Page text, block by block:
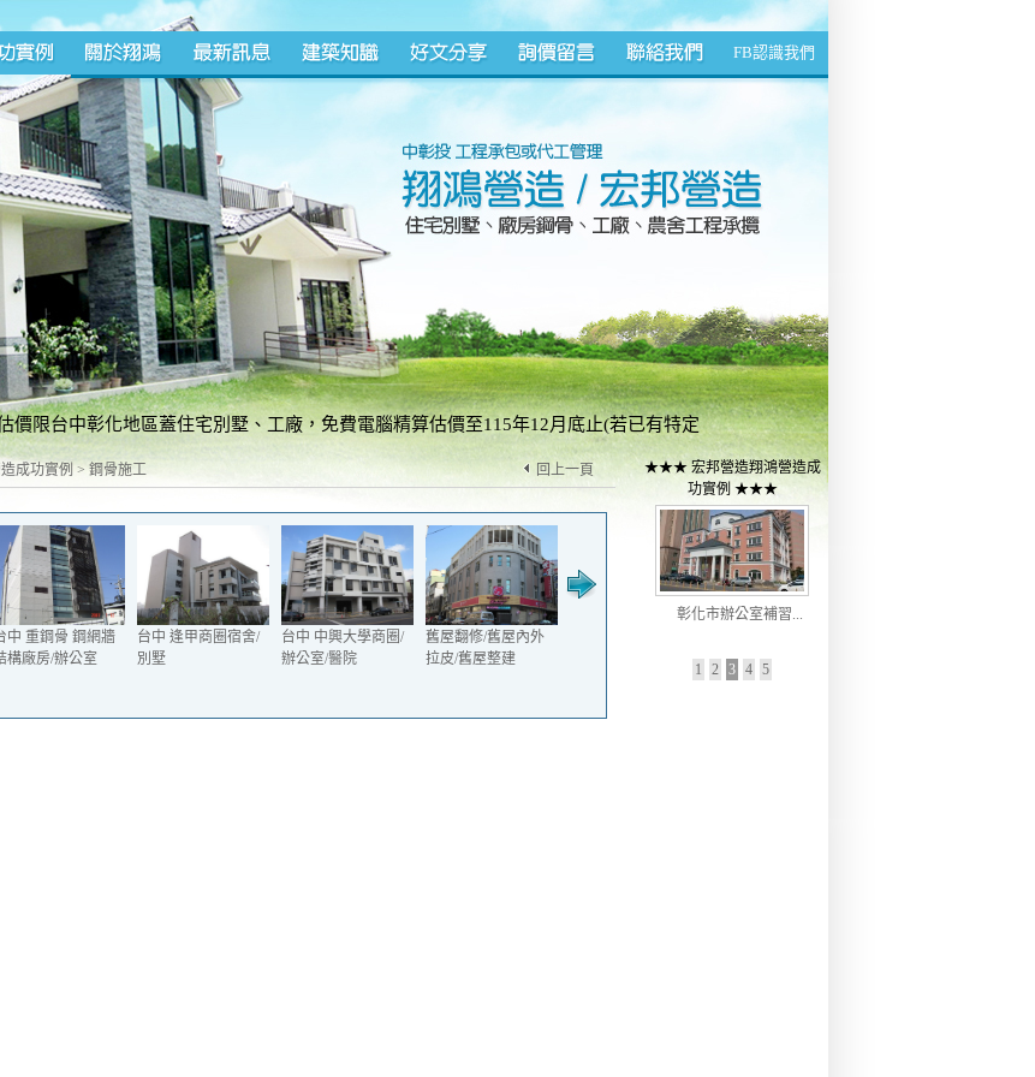
FB認識我們
價限台中彰化地區蓋住宅別墅、工廠，免費電腦精算估價至115年12月底止(若已有特定
工請勿來電)。台中line加好友0932598966 // 彰化 line加好友ID: 7522527
成功實例 > 鋼骨施工 回上一頁
中 重鋼骨 鋼網牆
構廠房/辦公室
台中 逢甲商圈宿舍/
別墅
台中 中興大學商圈/
辦公室/醫院
舊屋翻修/舊屋內外
拉皮/舊屋整建
台中逢甲商圈旅館
★★★ 宏邦營造翔鴻營造成
功實例 ★★★
彰化市辦公室補習...
1 2 3 4 5